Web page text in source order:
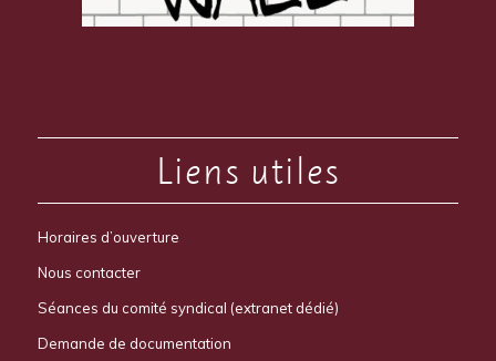
Liens utiles
Horaires d’ouverture
Nous contacter
Séances du comité syndical (extranet dédié)
Demande de documentation